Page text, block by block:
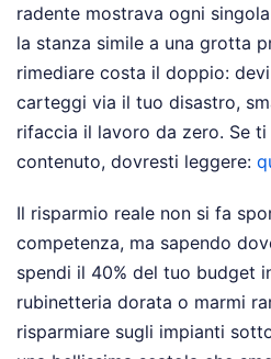
radente mostrava ogni
la stanza simile a una grotta
rimediare costa il doppio:
carteggi via il tuo disastro,
rifaccia il lavoro da zero. Se
contenuto, dovresti leggere:
Il risparmio reale non si fa
competenza, ma sapendo
spendi il 40% del tuo budget
rubinetteria dorata o marmi
risparmiare sugli impianti